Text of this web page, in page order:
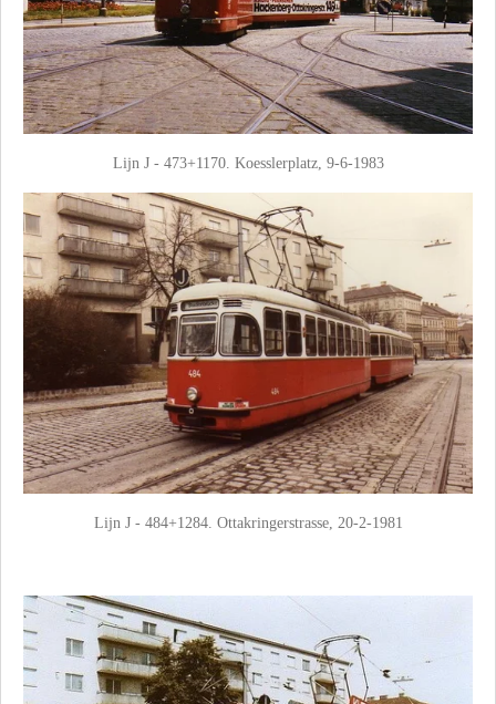
Lijn J - 473+1170. Koesslerplatz, 9-6-1983
Lijn J - 484+1284. Ottakringerstrasse, 20-2-1981